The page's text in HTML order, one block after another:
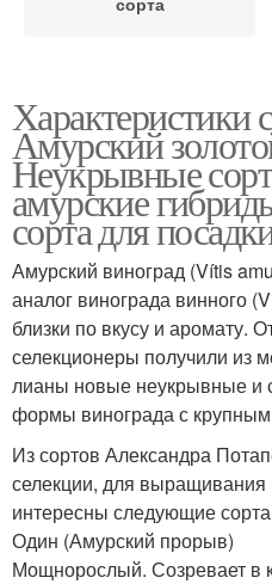
Характеристики
Амурский
Неукрывные
амурские
сорта для
Амурский виноград (Vítis
аналог винограда винного
близки по вкусу и аромату.
селекционеры получили из
лианы новые неукрывные и
формы винограда с
Из сортов Александра
селекции, для выращивания
интересны следующие
Один (Амурский прорыв)
Мощнорослый. Созревает в